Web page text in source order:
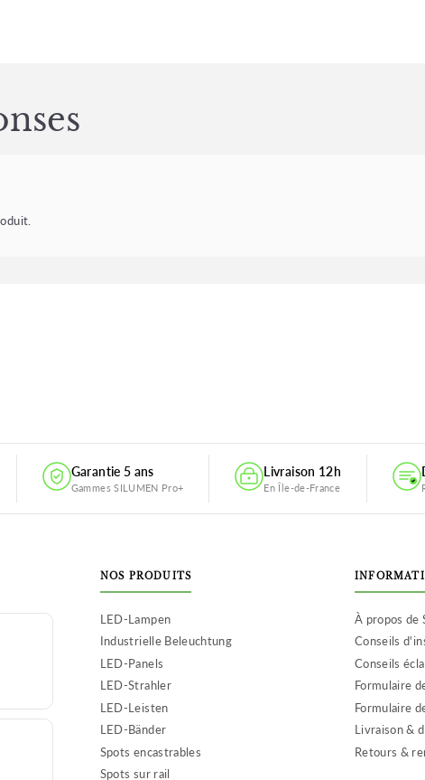
Garantie 5 ans
Gammes SILUMEN Pro+
Livraison 12h
En Île-de-France
NOS PRODUITS
LED-Lampen
Industrielle Beleuchtung
LED-Panels
LED-Strahler
LED-Leisten
LED-Bänder
Spots encastrables
Spots sur rail
À propos de
Conseils
Conseils
Formulaire
Formulaire
Livraison &
Retours &